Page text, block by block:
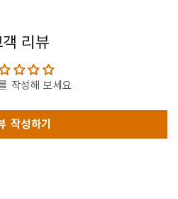
객 리뷰
작성해 보세요
작성하기